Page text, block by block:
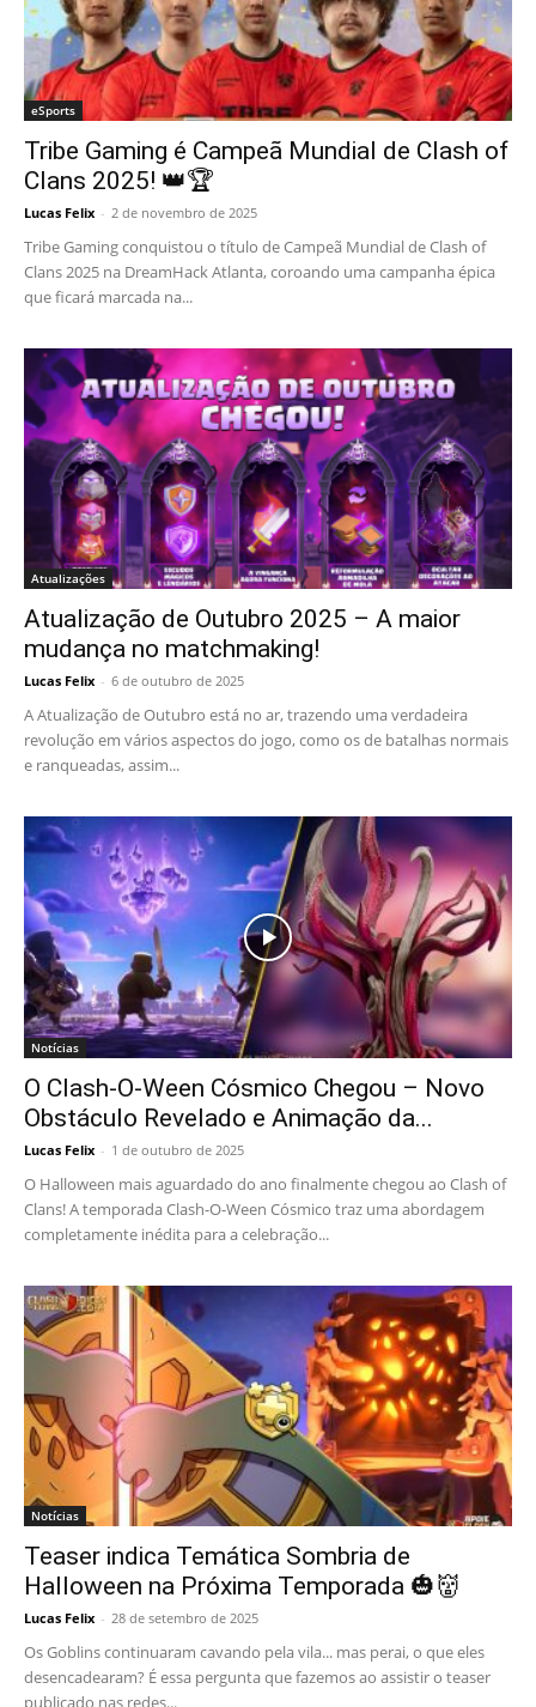
eSports
Tribe Gaming é Campeã Mundial de Clash of
Clans 2025! 👑🏆
Lucas Felix - 2 de novembro de 2025
Tribe Gaming conquistou o título de Campeã Mundial de Clash of
Clans 2025 na DreamHack Atlanta, coroando uma campanha épica
que ficará marcada na...
Atualizações
Atualização de Outubro 2025 – A maior
mudança no matchmaking!
Lucas Felix - 6 de outubro de 2025
A Atualização de Outubro está no ar, trazendo uma verdadeira
revolução em vários aspectos do jogo, como os de batalhas normais
e ranqueadas, assim...
Notícias
O Clash-O-Ween Cósmico Chegou – Novo
Obstáculo Revelado e Animação da...
Lucas Felix - 1 de outubro de 2025
O Halloween mais aguardado do ano finalmente chegou ao Clash of
Clans! A temporada Clash-O-Ween Cósmico traz uma abordagem
completamente inédita para a celebração...
Notícias
Teaser indica Temática Sombria de
Halloween na Próxima Temporada 🎃👹
Lucas Felix - 28 de setembro de 2025
Os Goblins continuaram cavando pela vila... mas perai, o que eles
desencadearam? É essa pergunta que fazemos ao assistir o teaser
publicado nas redes...